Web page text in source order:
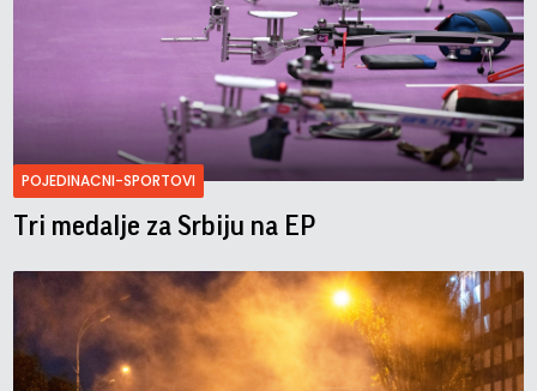
POJEDINACNI-SPORTOVI
Tri medalje za Srbiju na EP